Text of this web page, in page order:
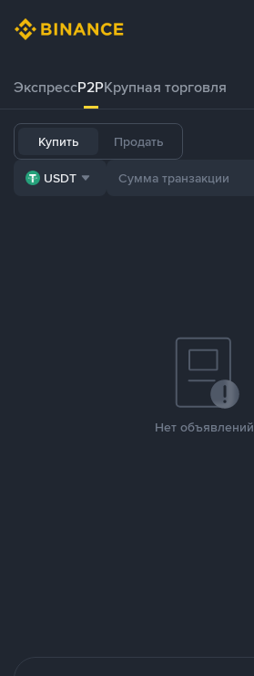
ЭкспрессP2PКрупная торговля
Купить Продать
USDT
Нет объявлений